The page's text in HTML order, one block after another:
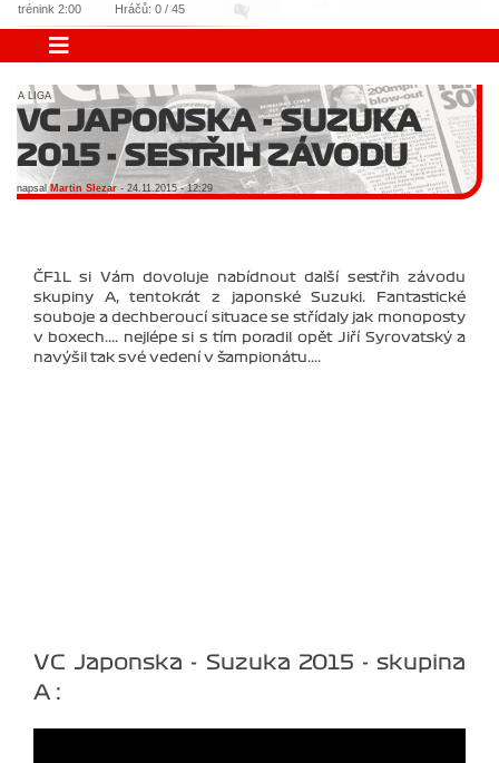
trénink 2:00
Hráčů: 0 / 45
A LIGA
VC JAPONSKA - SUZUKA
2015 - SESTŘIH ZÁVODU
napsalMartin Slezar - 24.11.2015 - 12:29
ČF1L si Vám dovoluje nabídnout další sestřih závodu
skupiny A, tentokrát z japonské Suzuki. Fantastické
souboje a dechberoucí situace se střídaly jak monoposty
v boxech.... nejlépe si s tím poradil opět Jiří Syrovatský a
navýšil tak své vedení v šampionátu....
VC Japonska - Suzuka 2015 - skupina
A :